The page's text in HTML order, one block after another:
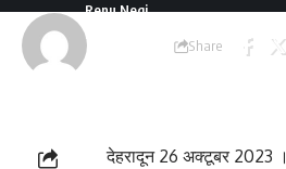
Last updated:
October 27,
Renu Negi
Share
देहरादून 26 अक्टूबर 2023 ।